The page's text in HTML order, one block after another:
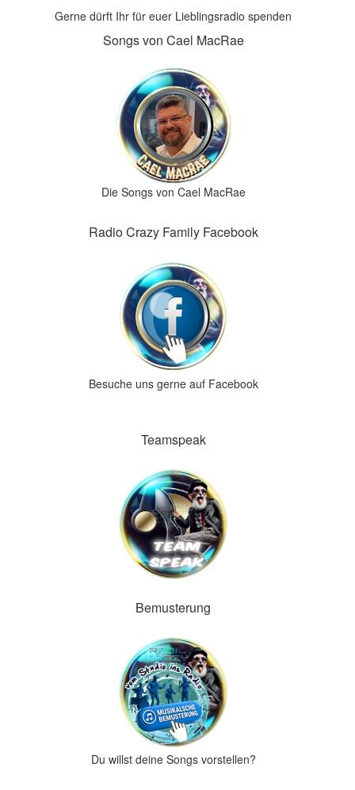
Gerne dürft Ihr für euer Lieblingsradio spenden
Songs von Cael MacRae
Die Songs von Cael MacRae
Radio Crazy Family Facebook
Besuche uns gerne auf Facebook
Teamspeak
Bemusterung
Du willst deine Songs vorstellen?